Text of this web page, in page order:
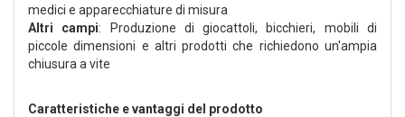
medici e apparecchiature di misura
Altri campi: Produzione di giocattoli, bicchieri, mobili di
piccole dimensioni e altri prodotti che richiedono un'ampia
chiusura a vite
Caratteristiche e vantaggi del prodotto